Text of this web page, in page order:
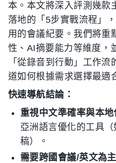
本。本文將深入評測幾款
落地的「5步實戰流程」
用的會議紀要。我們將重
性、AI摘要能力等維度，
「從錄音到行動」工作
道如何根據需求選擇最適
快速導航結論：
重視中文準確率與本地
亞洲語言優化的工具
稿）。
需要跨國會議/英文為主